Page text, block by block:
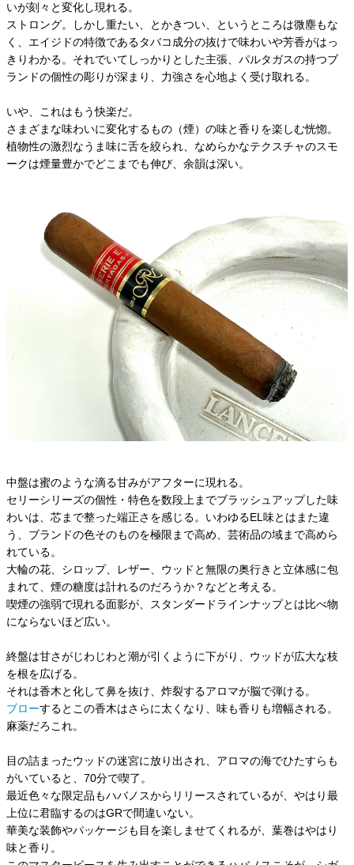
いが刻々と変化し現れる。
ストロング。しかし重たい、とかきつい、というところは微塵もな
く、エイジドの特徴であるタバコ成分の抜けで味わいや芳香がはっ
きりわかる。それでいてしっかりとした主張、パルタガスの持つブ
ランドの個性の彫りが深まり、力強さを心地よく受け取れる。
いや、これはもう快楽だ。
さまざまな味わいに変化するもの（煙）の味と香りを楽しむ恍惚。
植物性の激烈なうま味に舌を絞られ、なめらかなテクスチャのスモ
ークは煙量豊かでどこまでも伸び、余韻は深い。
中盤は蜜のような滴る甘みがアフターに現れる。
セリーシリーズの個性・特色を数段上までブラッシュアップした味
わいは、芯まで整った端正さを感じる。いわゆるEL味とはまた違
う、ブランドの色そのものを極限まで高め、芸術品の域まで高めら
れている。
大輪の花、シロップ、レザー、ウッドと無限の奥行きと立体感に包
まれて、煙の糖度は計れるのだろうか？などと考える。
喫煙の強弱で現れる面影が、スタンダードラインナップとは比べ物
にならないほど広い。
終盤は甘さがじわじわと潮が引くように下がり、ウッドが広大な枝
を根を広げる。
それは香木と化して鼻を抜け、炸裂するアロマが脳で弾ける。
ブローするとこの香木はさらに太くなり、味も香りも増幅される。
麻薬だろこれ。
目の詰まったウッドの迷宮に放り出され、アロマの海でひたすらも
がいていると、70分で喫了。
最近色々な限定品もハバノスからリリースされているが、やはり最
上位に君臨するのはGRで間違いない。
華美な装飾やパッケージも目を楽しませてくれるが、葉巻はやはり
味と香り。